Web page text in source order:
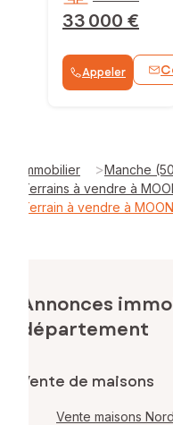
33 000 €
Appeler
Immobilier >Manche
Terrains à vendre à
Terrain à vendre à
Annonces
département
Vente de maisons
Vente maisons